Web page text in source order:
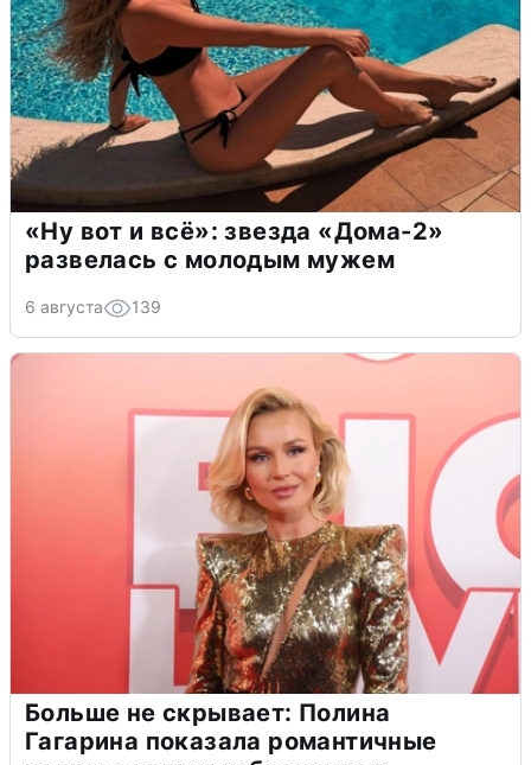
«Ну вот и всё»: звезда «Дома-2»
развелась с молодым мужем
6 августа 139
Больше не скрывает: Полина
Гагарина показала романтичные